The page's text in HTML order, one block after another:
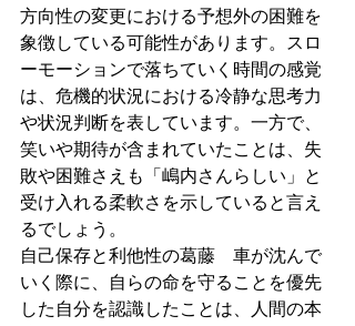
方向性の変更における予想外の困難を
象徴している可能性があります。スロ
ーモーションで落ちていく時間の感覚
は、危機的状況における冷静な思考力
や状況判断を表しています。一方で、
笑いや期待が含まれていたことは、失
敗や困難さえも「嶋内さんらしい」と
受け入れる柔軟さを示していると言え
るでしょう。
自己保存と利他性の葛藤　車が沈んで
いく際に、自らの命を守ることを優先
した自分を認識したことは、人間の本